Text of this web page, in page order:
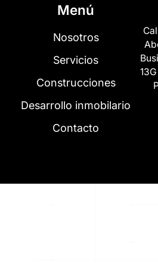
Menú
Nosotros
Servicios
Construcciones
Desarrollo inmobilario
Contacto